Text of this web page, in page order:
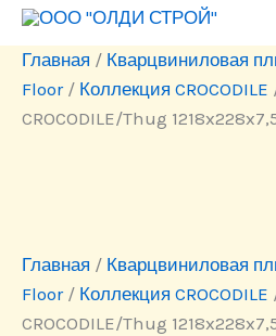
Главная / Кварцвиниловая
Floor/ Коллекция CROCODILE
CROCODILE/Thug
Главная / Кварцвиниловая
Floor/ Коллекция CROCODILE
CROCODILE/Thug